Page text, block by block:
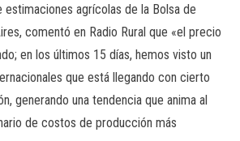
estimaciones agrícolas de la Bolsa de
comentó en Radio Rural que «el precio
en los últimos 15 días, hemos visto un
que está llegando con cierto
generando una tendencia que anima al
de costos de producción más